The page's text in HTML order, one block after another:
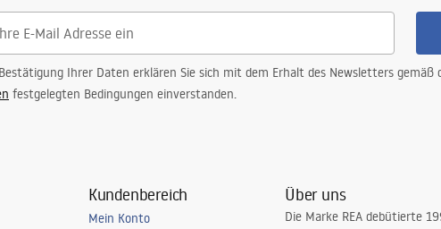
Ihrer Daten erklären Sie sich mit dem Erhalt des Newsletters gemäß
festgelegten Bedingungen einverstanden.
Kundenbereich
Mein Konto
Über uns
Die Marke REA debütierte